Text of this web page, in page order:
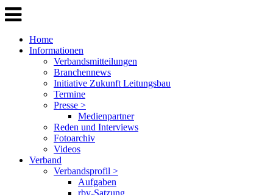
Home
Informationen
Verbandsmitteilungen
Branchennews
Initiative Zukunft Leitungsbau
Termine
Presse >
Medienpartner
Reden und Interviews
Fotoarchiv
Videos
Verband
Verbandsprofil >
Aufgaben
rbv-Satzung